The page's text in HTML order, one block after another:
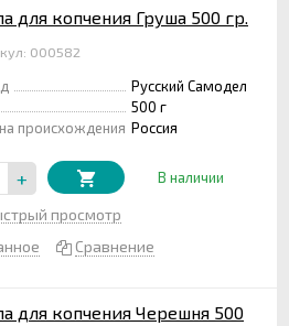
для копчения Груша 500 гр.
000582
Русский Самодел
500 г
происхождения Россия
+ В наличии
просмотр
Сравнение
для копчения Черешня 500